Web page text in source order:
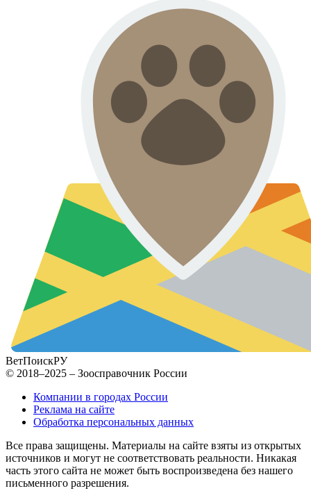
ВетПоискРУ
© 2018–2025 – Зоосправочник России
Компании в городах России
Реклама на сайте
Обработка персональных данных
Все права защищены. Материалы на сайте взяты из открытых
источников и могут не соответствовать реальности. Никакая
часть этого сайта не может быть воспроизведена без нашего
письменного разрешения.